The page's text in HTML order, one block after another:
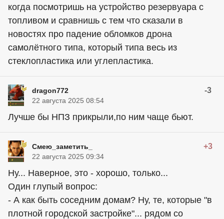
когда посмотришь на устройство резервуара с
топливом и сравнишь с тем что сказали в
новостях про падение обломков дрона
самолётного типа, который типа весь из
стеклопластика или углепластика.
dragon772 -3
22 августа 2025 08:54
Лучше бы НПЗ прикрыли,по ним чаще бьют.
Смею_заметить_ +3
22 августа 2025 09:34
Ну... Наверное, это - хорошо, только...
Один глупый вопрос:
- А как быть соседним домам? Ну, те, которые "в
плотной городской застройке"... рядом со